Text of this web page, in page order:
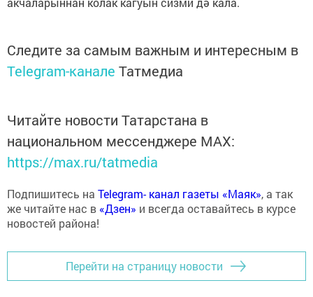
Следите за самым важным и интересным в
Telegram-канале Татмедиа
Читайте новости Татарстана в
национальном мессенджере MАХ:
https://max.ru/tatmedia
Подпишитесь на Telegram- канал газеты «Маяк», а так
же читайте нас в «Дзен» и всегда оставайтесь в курсе
новостей района!
Перейти на страницу новости